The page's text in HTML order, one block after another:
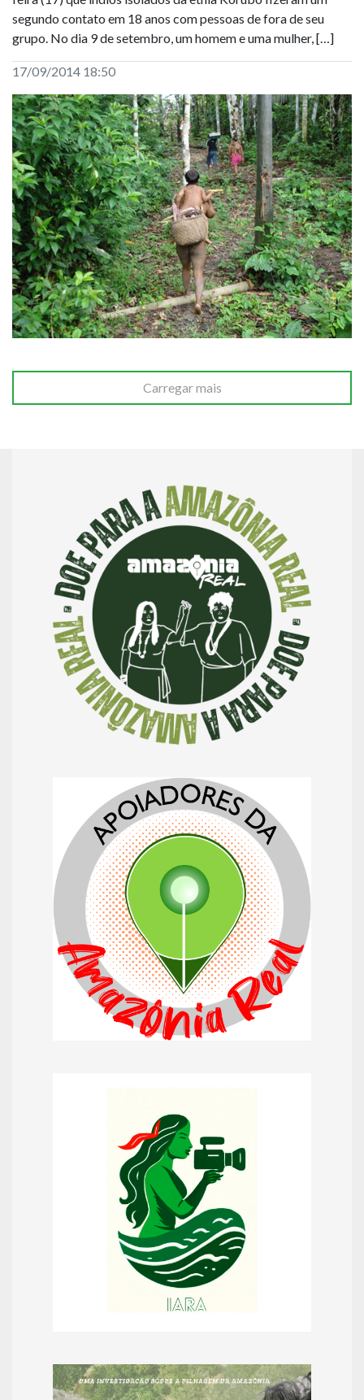
segundo contato em 18 anos com pessoas de fora de seu
grupo. No dia 9 de setembro, um homem e uma mulher, […]
17/09/2014 18:50
Carregar mais